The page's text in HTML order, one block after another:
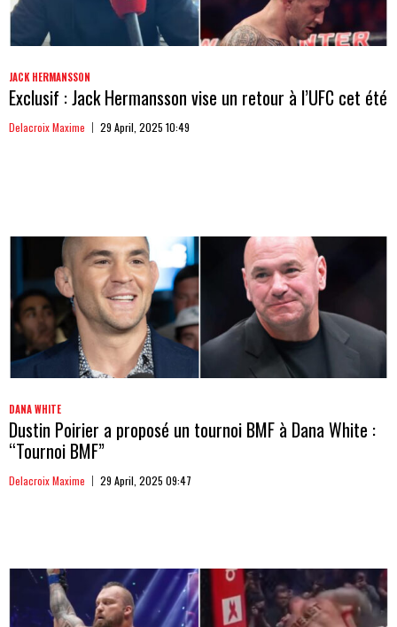
JACK HERMANSSON
Exclusif : Jack Hermansson vise un retour à l’UFC cet été
Delacroix Maxime 29 April, 2025 10:49
DANA WHITE
Dustin Poirier a proposé un tournoi BMF à Dana White :
“Tournoi BMF”
Delacroix Maxime 29 April, 2025 09:47